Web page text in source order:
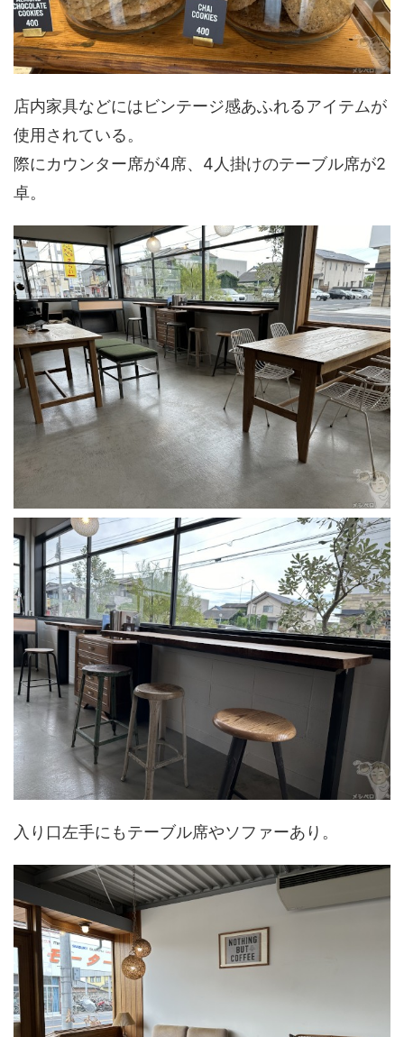
店内家具などにはビンテージ感あふれるアイテムが
使用されている。
際にカウンター席が4席、4人掛けのテーブル席が2
卓。
入り口左手にもテーブル席やソファーあり。